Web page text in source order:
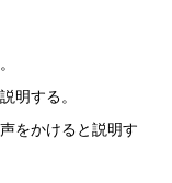
明する。
をかけると説明す